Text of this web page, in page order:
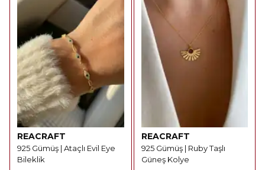
REACRAFT
925 Gümüş | Ataçlı Evil Eye
Bileklik
REACRAFT
925 Gümüş | Ruby Taşlı
Güneş Kolye